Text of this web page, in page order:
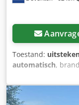
Toestand:
automatisch,
cabine, = Verdere
cabine - Radio/cd-